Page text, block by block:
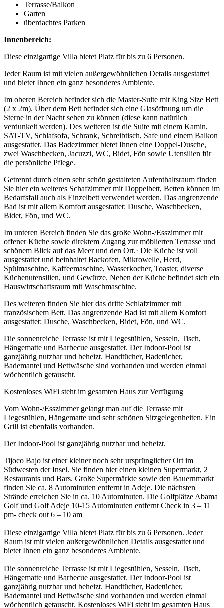
Terrasse/Balkon
Garten
überdachtes Parken
Innenbereich:
Diese einzigartige Villa bietet Platz für bis zu 6 Personen.
Jeder Raum ist mit vielen außergewöhnlichen Details ausgestattet
und bietet Ihnen ein ganz besonderes Ambiente.
Im oberen Bereich befindet sich die Master-Suite mit King Size Bett
(2 x 2m). Über dem Bett befindet sich eine Glasöffnung um die
Sterne in der Nacht sehen zu können (diese kann natürlich
verdunkelt werden). Des weiteren ist die Suite mit einem Kamin,
SAT-TV, Schlafsofa, Schrank, Schreibtisch, Safe und einem Balkon
ausgestattet. Das Badezimmer bietet Ihnen eine Doppel-Dusche,
zwei Waschbecken, Jacuzzi, WC, Bidet, Fön sowie Utensilien für
die persönliche Pflege.
Getrennt durch einen sehr schön gestalteten Aufenthaltsraum finden
Sie hier ein weiteres Schafzimmer mit Doppelbett, Betten können im
Bedarfsfall auch als Einzelbett verwendet werden. Das angrenzende
Bad ist mit allem Komfort ausgestattet: Dusche, Waschbecken,
Bidet, Fön, und WC.
Im unteren Bereich finden Sie das große Wohn-/Esszimmer mit
offener Küche sowie direktem Zugang zur möblierten Terrasse und
schönem Blick auf das Meer und den Ort.· Die Küche ist voll
ausgestattet und beinhaltet Backofen, Mikrowelle, Herd,
Spülmaschine, Kaffeemaschine, Wasserkocher, Toaster, diverse
Küchenutensilien, und Gewürze. Neben der Küche befindet sich ein
Hauswirtschaftsraum mit Waschmaschine.
Des weiteren finden Sie hier das dritte Schlafzimmer mit
französischem Bett. Das angrenzende Bad ist mit allem Komfort
ausgestattet: Dusche, Waschbecken, Bidet, Fön, und WC.
Die sonnenreiche Terrasse ist mit Liegestühlen, Sesseln, Tisch,
Hängematte und Barbecue ausgestattet. Der Indoor-Pool ist
ganzjährig nutzbar und beheizt. Handtücher, Badetücher,
Bademantel und Bettwäsche sind vorhanden und werden einmal
wöchentlich getauscht.
Kostenloses WiFi steht im gesamten Haus zur Verfügung
Vom Wohn-/Esszimmer gelangt man auf die Terrasse mit
Liegestühlen, Hängematte und sehr schönen Sitzgelegenheiten. Ein
Grill ist ebenfalls vorhanden.
Der Indoor-Pool ist ganzjährig nutzbar und beheizt.
Tijoco Bajo ist einer kleiner noch sehr ursprünglicher Ort im
Südwesten der Insel. Sie finden hier einen kleinen Supermarkt, 2
Restaurants und Bars. Große Supermärkte sowie den Bauernmarkt
finden Sie ca. 8 Autominuten entfernt in Adeje. Die nächsten
Strände erreichen Sie in ca. 10 Autominuten. Die Golfplätze Abama
Golf und Golf Adeje 10-15 Autominuten entfernt Check in 3 – 11
pm- check out 6 – 10 am
Diese einzigartige Villa bietet Platz für bis zu 6 Personen. Jeder
Raum ist mit vielen außergewöhnlichen Details ausgestattet und
bietet Ihnen ein ganz besonderes Ambiente.
Die sonnenreiche Terrasse ist mit Liegestühlen, Sesseln, Tisch,
Hängematte und Barbecue ausgestattet. Der Indoor-Pool ist
ganzjährig nutzbar und beheizt. Handtücher, Badetücher,
Bademantel und Bettwäsche sind vorhanden und werden einmal
wöchentlich getauscht. Kostenloses WiFi steht im gesamten Haus